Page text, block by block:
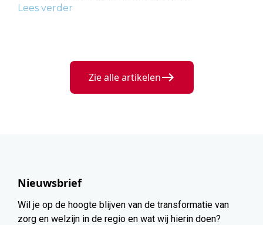
Lees verder
Zie alle artikelen
Nieuwsbrief
Wil je op de hoogte blijven van de transformatie van
zorg en welzijn in de regio en wat wij hierin doen?